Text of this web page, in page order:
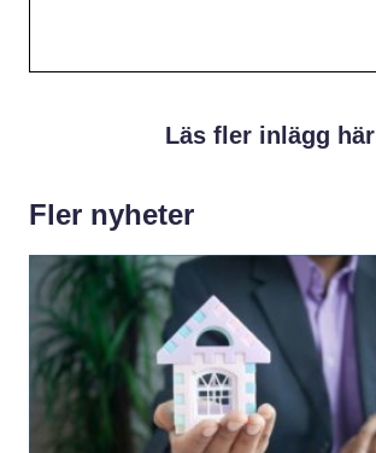
Läs fler inlägg här
Fler nyheter